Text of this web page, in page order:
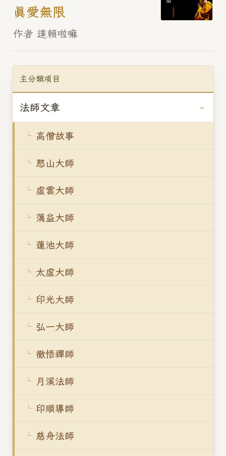
主分類項目
法師文章
高僧故事
憨山大師
虛雲大師
蕅益大師
蓮池大師
太虛大師
印光大師
弘一大師
徹悟禪師
月溪法師
印順導師
慈舟法師
真愛無限
作者 達賴啦嘛